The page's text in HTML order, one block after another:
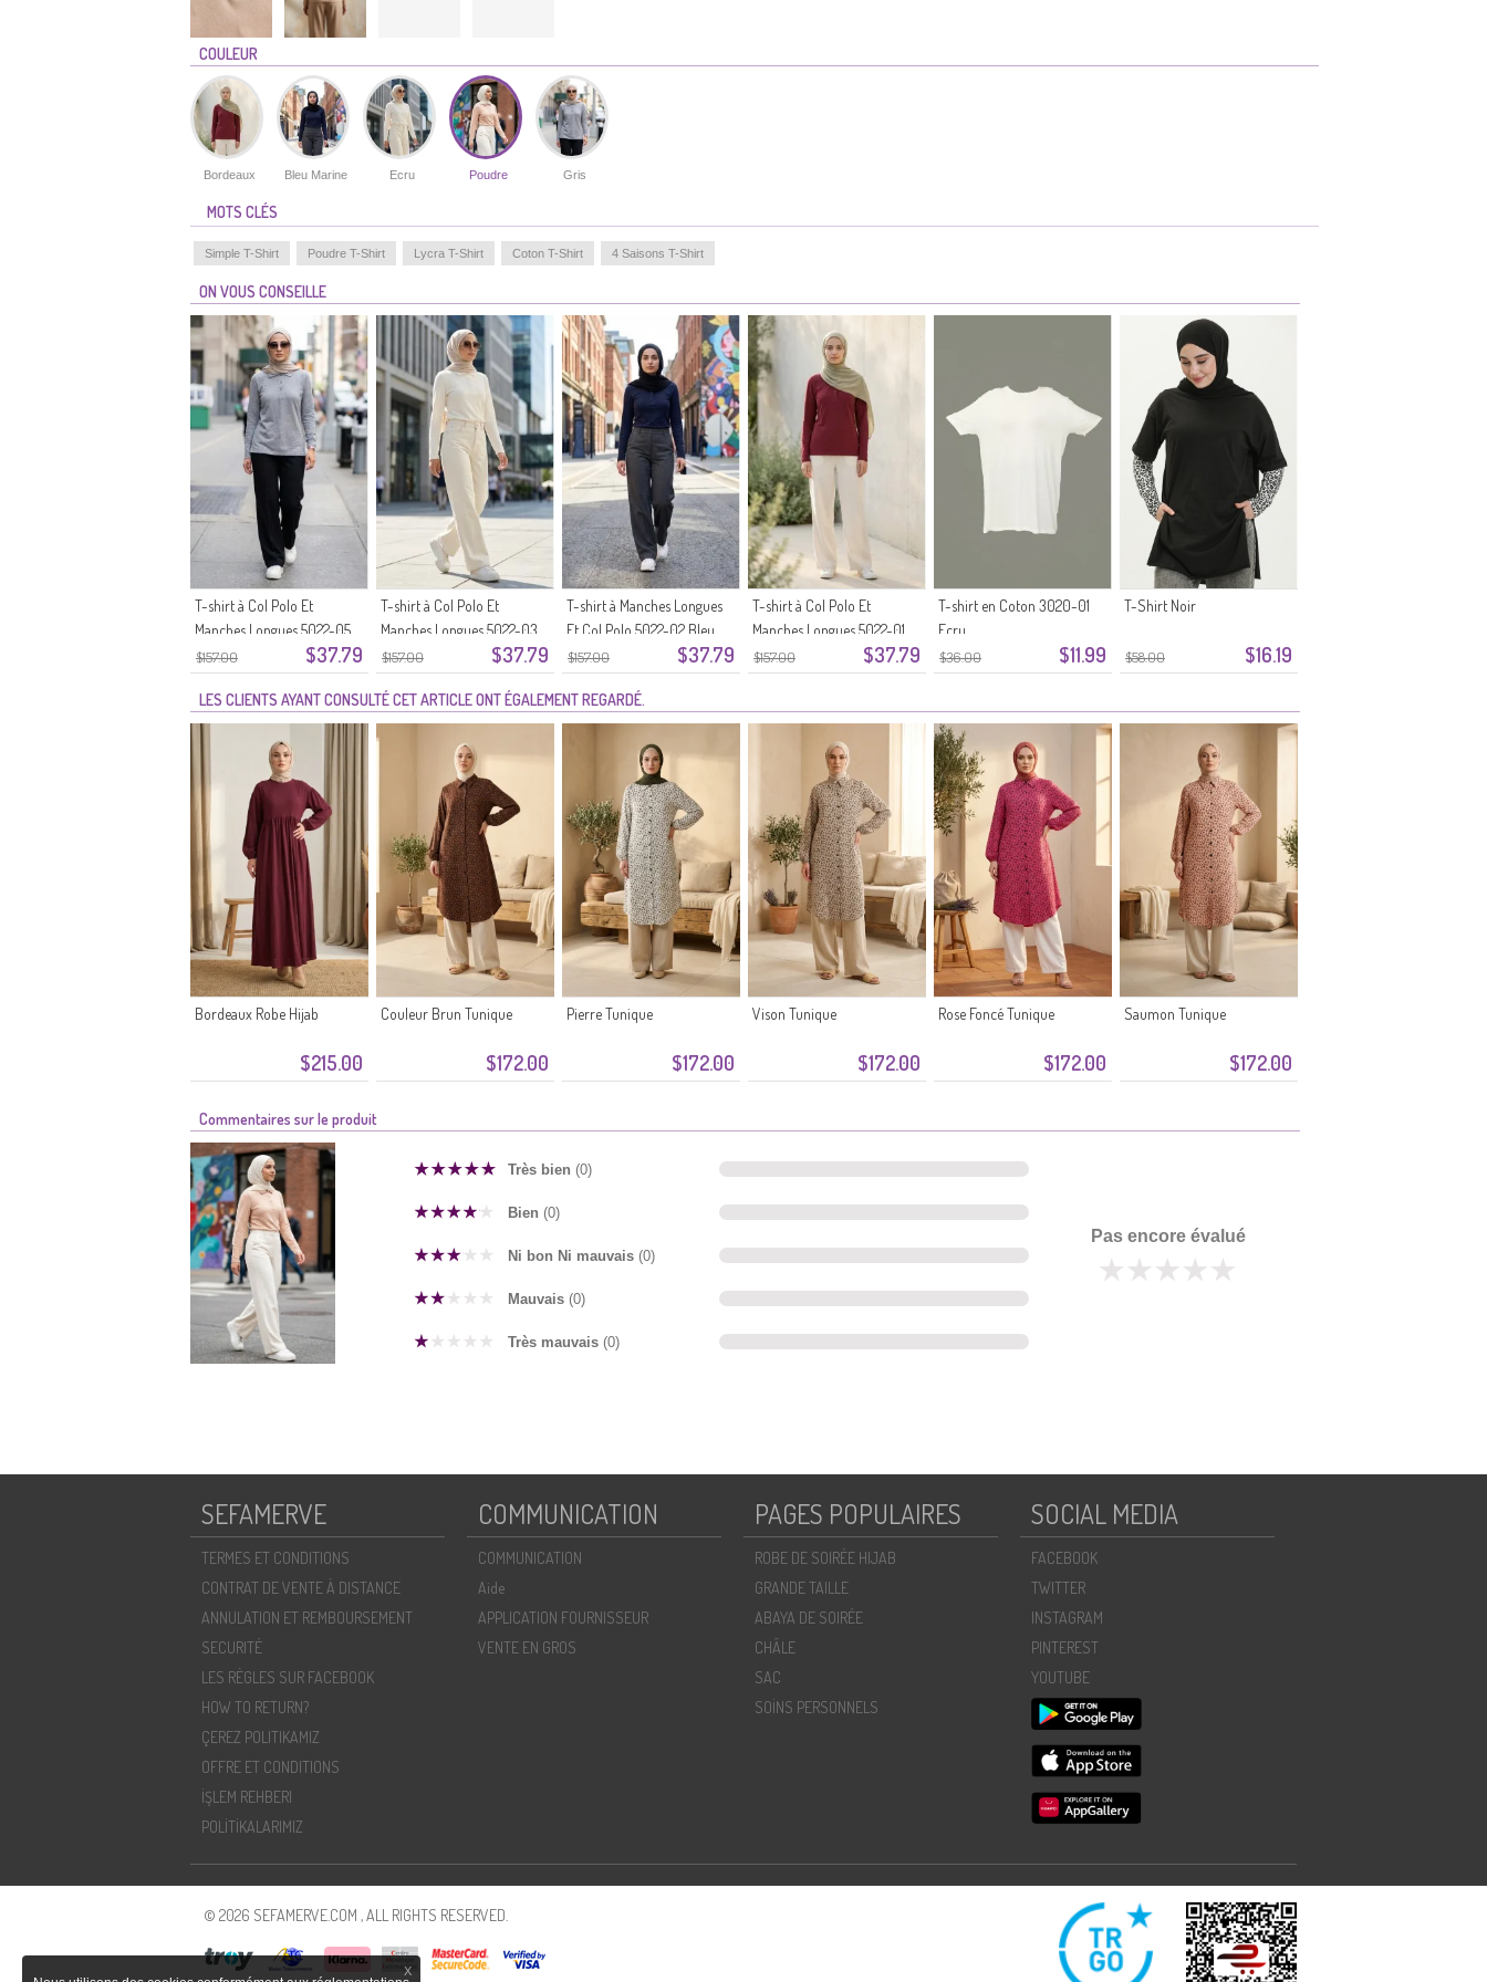
COULEUR
Bordeaux Bleu Marine Ecru Poudre Gris
MOTS CLÉS
Simple T-Shirt Poudre T-Shirt Lycra T-Shirt Coton T-Shirt 4 Saisons T-Shirt
ON VOUS CONSEILLE
$157.00 $37.79
T-shirt à Col Polo Et
Manches Longues 5022-05
Gris
$157.00 $37.79
T-shirt à Col Polo Et
Manches Longues 5022-03
Écru
$157.00 $37.79
T-shirt à Manches Longues
Et Col Polo 5022-02 Bleu
Marine
$157.00 $37.79
T-shirt à Col Polo Et
Manches Longues 5022-01
Rouge Bordeaux
$36.00 $11.99
T-shirt en Coton 3020-01
Ecru
$58.00 $16.19
T-Shirt Noir
LES CLIENTS AYANT CONSULTÉ CET ARTICLE ONT ÉGALEMENT REGARDÉ.
$215.00
Bordeaux Robe Hijab
$172.00
Couleur Brun Tunique
$172.00
Pierre Tunique
$172.00
Vison Tunique
$172.00
Rose Foncé Tunique
$172.00
Saumon Tunique
Commentaires sur le produit
Très bien (0)
Bien (0)
Ni bon Ni mauvais (0)
Mauvais (0)
Très mauvais (0)
Pas encore évalué
SEFAMERVE
TERMES ET CONDITIONS
CONTRAT DE VENTE À DISTANCE
ANNULATION ET REMBOURSEMENT
SECURITÉ
LES RÈGLES SUR FACEBOOK
HOW TO RETURN?
ÇEREZ POLITIKAMIZ
OFFRE ET CONDITIONS
İŞLEM REHBERI
POLİTİKALARIMIZ
COMMUNICATION
COMMUNICATION
Aide
APPLICATION FOURNISSEUR
VENTE EN GROS
PAGES POPULAIRES
ROBE DE SOIRÉE HIJAB
GRANDE TAILLE
ABAYA DE SOIRÉE
CHÂLE
SAC
SOİNS PERSONNELS
SOCIAL MEDIA
FACEBOOK
TWITTER
INSTAGRAM
PINTEREST
YOUTUBE
© 2026 SEFAMERVE.COM , ALL RIGHTS RESERVED.
X